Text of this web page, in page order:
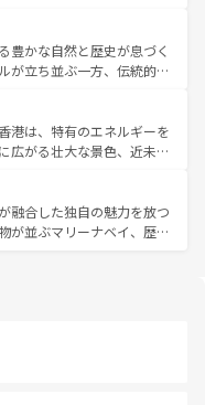
彩な魅力を心ゆくまで味
。 なお、新着の韓国情報はコンテンツ一
ハノイの古い町並みやホ
の建物も、独特の雰囲気を
ティの豊かさとおいしさで
ナムコーヒーなどは、ぜ
を訪れてもあたたかい人々
きっと忘れられない旅にな
豊かな自然と歴史が息づく
が立ち並ぶ一方、伝統的な
チェンマイなどの山岳地
プーケットやクラビの美し
むことができる。タイ料理
の季節にも異なる楽しみ
イの人々、仏教を中心とし
が、訪れる旅人を魅了し続
港は、特有のエネルギーを
広がる壮大な景色、近未来
。観光スポットが密集し
れるのも魅力。息をのむよ
、香港を存分に楽しみ尽く
融合した独自の魅力を放つ
が並ぶマリーナベイ、歴史
しめる外せないスポット